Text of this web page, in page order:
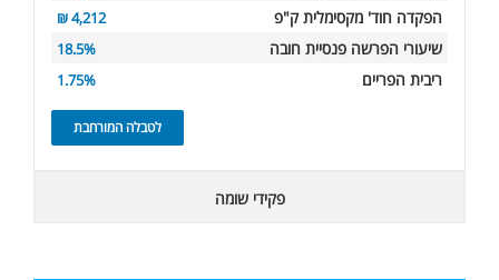
הפקדה חוד' מקסימלית ק"פ 4,212 ₪
שיעורי הפרשה פנסיית חובה 18.5%
ריבית הפריים 1.75%
לטבלה המורחבת
פקידי שומה